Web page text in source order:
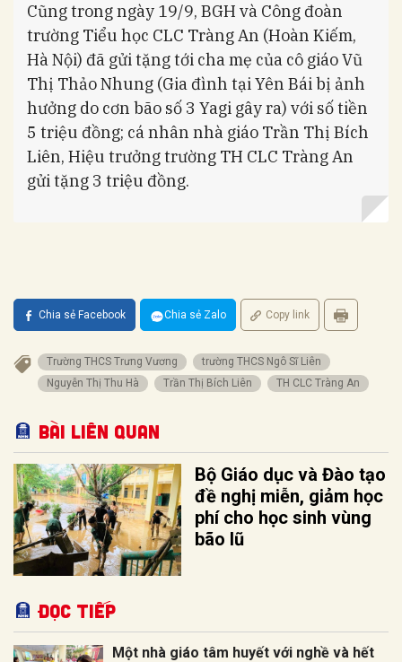
Cũng trong ngày 19/9, BGH và Công đoàn
trường Tiểu học CLC Tràng An (Hoàn Kiếm,
Hà Nội) đã gửi tặng tới cha mẹ của cô giáo Vũ
Thị Thảo Nhung (Gia đình tại Yên Bái bị ảnh
hưởng do cơn bão số 3 Yagi gây ra) với số tiền
5 triệu đồng; cá nhân nhà giáo Trần Thị Bích
Liên, Hiệu trưởng trường TH CLC Tràng An
gửi tặng 3 triệu đồng.
Chia sẻ Facebook Chia sẻ Zalo Copy link
Trường THCS Trưng Vương
trường THCS Ngô Sĩ Liên
Nguyễn Thị Thu Hà
Trần Thị Bích Liên TH CLC Tràng An
Bài liên quan
Bộ Giáo dục và Đào tạo
đề nghị miễn, giảm học
phí cho học sinh vùng
bão lũ
Đọc tiếp
Một nhà giáo tâm huyết với nghề và hết